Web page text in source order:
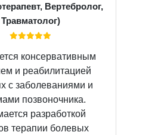
Вертебролог,
Травматолог)
консервативным
и реабилитацией
с заболеваниями и
позвоночника.
разработкой
терапии болевых